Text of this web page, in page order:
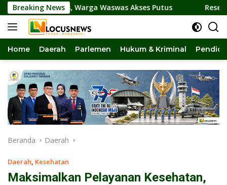
Langsung
ke
konten
Breaking News
Warga Waswas Akses Putus Reses di Torue
Home Daerah Parlemen Hukum & Kriminal
Beranda Daerah
Daerah, Kesehatan
Maksimalkan Pelayanan Kesehatan,